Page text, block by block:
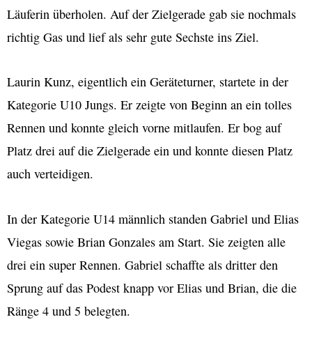
Läuferin überholen. Auf der Zielgerade gab sie nochmals
richtig Gas und lief als sehr gute Sechste ins Ziel.
Laurin Kunz, eigentlich ein Geräteturner, startete in der
Kategorie U10 Jungs. Er zeigte von Beginn an ein tolles
Rennen und konnte gleich vorne mitlaufen. Er bog auf
Platz drei auf die Zielgerade ein und konnte diesen Platz
auch verteidigen.
In der Kategorie U14 männlich standen Gabriel und Elias
Viegas sowie Brian Gonzales am Start. Sie zeigten alle
drei ein super Rennen. Gabriel schaffte als dritter den
Sprung auf das Podest knapp vor Elias und Brian, die die
Ränge 4 und 5 belegten.